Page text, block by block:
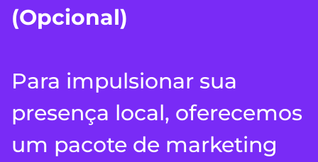
(Opcional)
Para impulsionar sua
presença local, oferecemos
um pacote de marketing